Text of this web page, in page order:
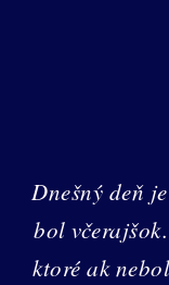
Dnešný deň
bol
ktoré ak